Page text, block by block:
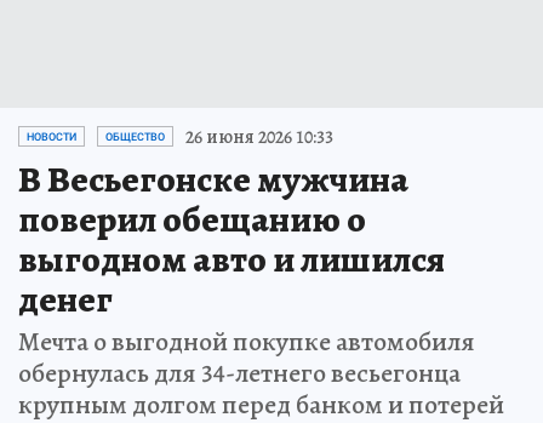
НОВОСТИ ОБЩЕСТВО 26 июня 2026 10:33
В Весьегонске мужчина
поверил обещанию о
выгодном авто и лишился
денег
Мечта о выгодной покупке автомобиля
обернулась для 34-летнего весьегонца
крупным долгом перед банком и потерей